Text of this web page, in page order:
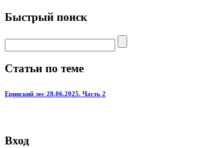
Быстрый поиск
Статьи по теме
Еринский лес 28.06.2025. Часть 2
Вход